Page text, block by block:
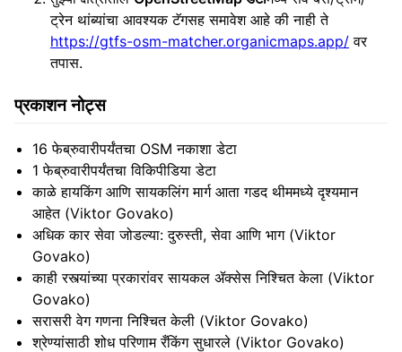
ट्रेन थांब्यांचा आवश्यक टॅगसह समावेश आहे की नाही ते
https://gtfs-osm-matcher.organicmaps.app/ वर
तपास.
प्रकाशन नोट्स
16 फेब्रुवारीपर्यंतचा OSM नकाशा डेटा
1 फेब्रुवारीपर्यंतचा विकिपीडिया डेटा
काळे हायकिंग आणि सायकलिंग मार्ग आता गडद थीममध्ये दृश्यमान
आहेत (Viktor Govako)
अधिक कार सेवा जोडल्या: दुरुस्ती, सेवा आणि भाग (Viktor
Govako)
काही रस्त्यांच्या प्रकारांवर सायकल ॲक्सेस निश्चित केला (Viktor
Govako)
सरासरी वेग गणना निश्चित केली (Viktor Govako)
श्रेण्यांसाठी शोध परिणाम रँकिंग सुधारले (Viktor Govako)